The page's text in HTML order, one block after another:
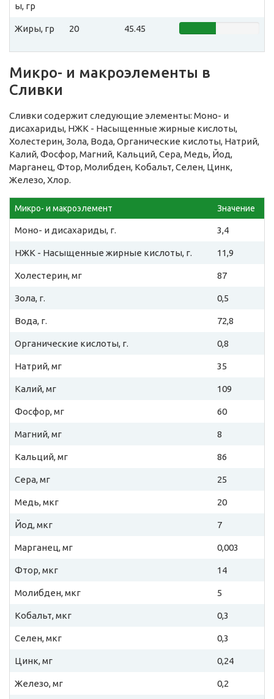
ы, гр
Жиры, гр 20 45.45
Микро- и макроэлементы в
Сливки
Сливки содержит следующие элементы: Моно- и
дисахариды, НЖК - Насыщенные жирные кислоты,
Холестерин, Зола, Вода, Органические кислоты, Натрий,
Калий, Фосфор, Магний, Кальций, Сера, Медь, Йод,
Марганец, Фтор, Молибден, Кобальт, Селен, Цинк,
Железо, Хлор.
Микро- и макроэлемент Значение
Моно- и дисахариды, г. 3,4
НЖК - Насыщенные жирные кислоты, г. 11,9
Холестерин, мг 87
Зола, г. 0,5
Вода, г. 72,8
Органические кислоты, г. 0,8
Натрий, мг 35
Калий, мг 109
Фосфор, мг 60
Магний, мг 8
Кальций, мг 86
Сера, мг 25
Медь, мкг 20
Йод, мкг 7
Марганец, мг 0,003
Фтор, мкг 14
Молибден, мкг 5
Кобальт, мкг 0,3
Селен, мкг 0,3
Цинк, мг 0,24
Железо, мг 0,2